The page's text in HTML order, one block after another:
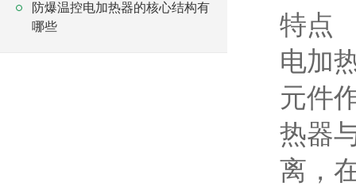
防爆温控电加热器的核心结构有
哪些
特点
电加
元件
热器
离，